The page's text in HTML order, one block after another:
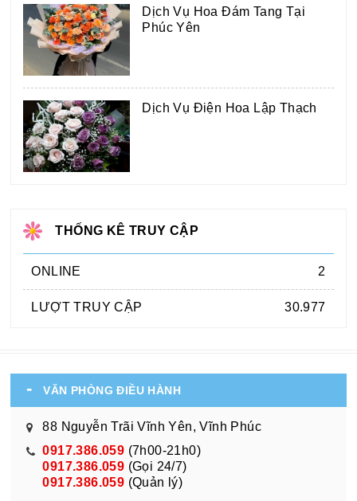
Dịch Vụ Hoa Đám Tang Tại
Phúc Yên
Dịch Vụ Điện Hoa Lập Thạch
THỐNG KÊ TRUY CẬP
ONLINE 2
LƯỢT TRUY CẬP 30.977
VĂN PHÒNG ĐIỀU HÀNH
88 Nguyễn Trãi Vĩnh Yên, Vĩnh Phúc
0917.386.059 (7h00-21h0)
0917.386.059 (Gọi 24/7)
0917.386.059 (Quản lý)